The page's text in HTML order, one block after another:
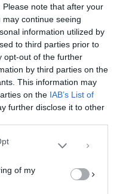
note that after your
continue seeing
information utilized by
to third parties prior to
opt-out of the further
by third parties on the
This information may
on the IAB’s List of
further disclose it to other
of my
τεχνολογίες όπως
σε πληροφορίες συσκευών.
θα μας επιτρέψει να
όπως συμπεριφορά
μπορεί να επηρεάσει